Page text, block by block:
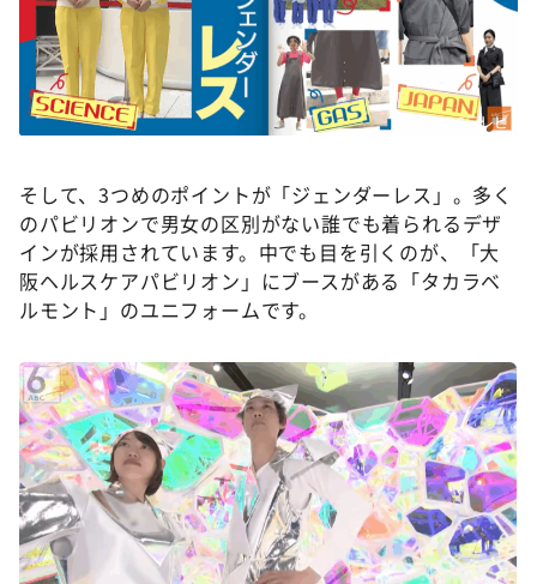
©ABCテレビ
そして、3つめのポイントが「ジェンダーレス」。多く
のパビリオンで男女の区別がない誰でも着られるデザ
インが採用されています。中でも目を引くのが、「大
阪ヘルスケアパビリオン」にブースがある「タカラベ
ルモント」のユニフォームです。